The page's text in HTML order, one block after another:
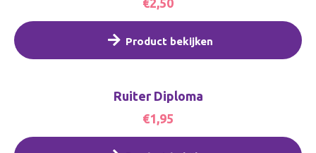
Product bekijken
Ruiter Diploma
€1,95